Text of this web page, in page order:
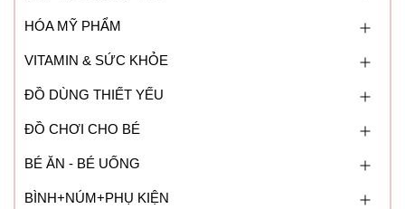
HÓA MỸ PHẨM
VITAMIN & SỨC KHỎE
ĐỒ DÙNG THIẾT YẾU
ĐỒ CHƠI CHO BÉ
BÉ ĂN - BÉ UỐNG
BÌNH+NÚM+PHỤ KIỆN